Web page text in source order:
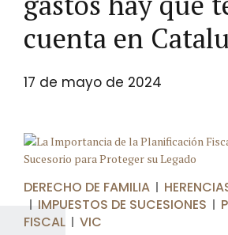
cuenta en
17 de mayo de 2024
DERECHO DE FAMILIA
IMPUESTOS DE SUCESIONES
FISCAL
VIC